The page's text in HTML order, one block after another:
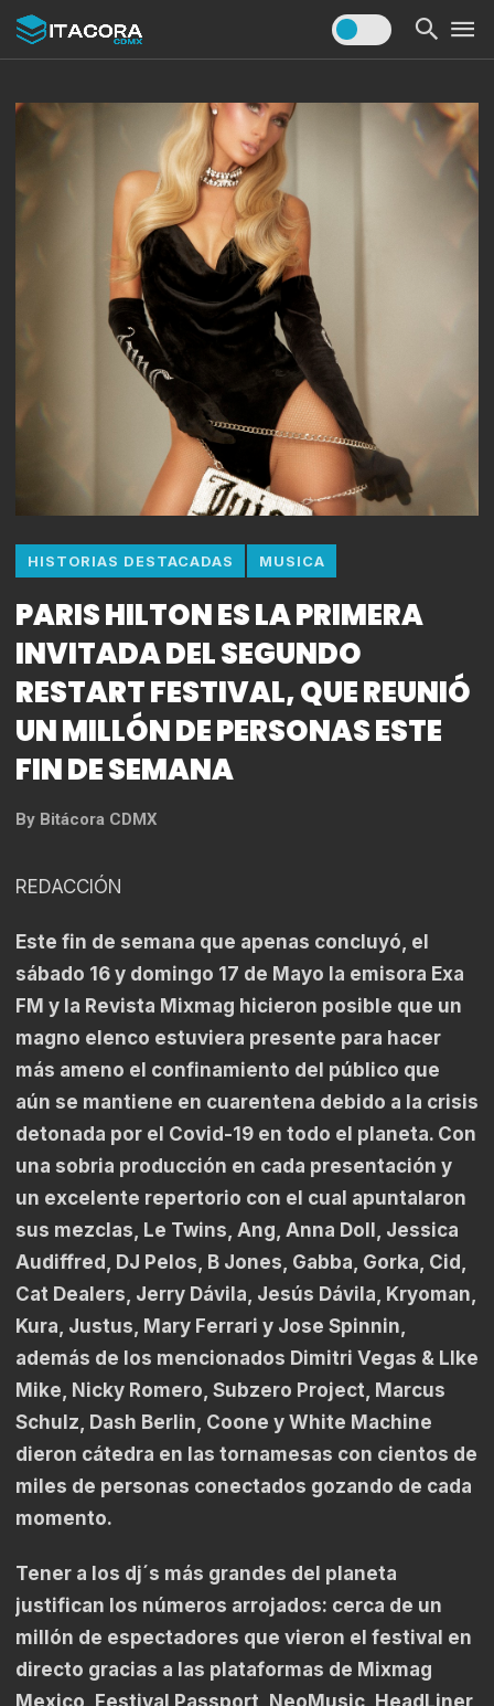
HISTORIAS DESTACADAS MUSICA
PARIS HILTON ES LA PRIMERA
INVITADA DEL SEGUNDO
RESTART FESTIVAL, QUE REUNIÓ
UN MILLÓN DE PERSONAS ESTE
FIN DE SEMANA
By Bitácora CDMX
REDACCIÓN
Este fin de semana que apenas concluyó, el
sábado 16 y domingo 17 de Mayo la emisora Exa
FM y la Revista Mixmag hicieron posible que un
magno elenco estuviera presente para hacer
más ameno el confinamiento del público que
aún se mantiene en cuarentena debido a la crisis
detonada por el Covid-19 en todo el planeta. Con
una sobria producción en cada presentación y
un excelente repertorio con el cual apuntalaron
sus mezclas, Le Twins, Ang, Anna Doll, Jessica
Audiffred, DJ Pelos, B Jones, Gabba, Gorka, Cid,
Cat Dealers, Jerry Dávila, Jesús Dávila, Kryoman,
Kura, Justus, Mary Ferrari y Jose Spinnin,
además de los mencionados Dimitri Vegas & LIke
Mike, Nicky Romero, Subzero Project, Marcus
Schulz, Dash Berlin, Coone y White Machine
dieron cátedra en las tornamesas con cientos de
miles de personas conectados gozando de cada
momento.
Tener a los dj´s más grandes del planeta
justifican los números arrojados: cerca de un
millón de espectadores que vieron el festival en
directo gracias a las plataformas de Mixmag